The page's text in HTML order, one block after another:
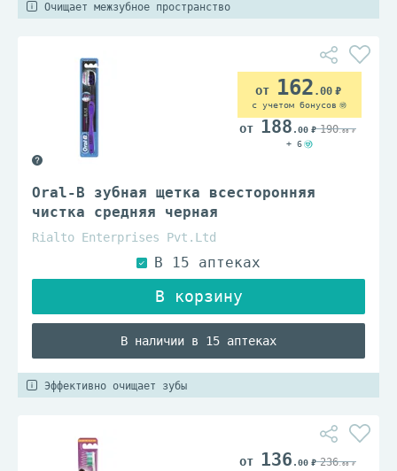
Очищает межзубное пространство
Oral-B зубная щетка всесторонняя
чистка средняя черная
Rialto Enterprises Pvt.Ltd
В наличии в 15 аптеках
162 .00
с учетом бонусов
188 .00 190.00
+ 6
Эффективно очищает зубы
136 .00 236.00